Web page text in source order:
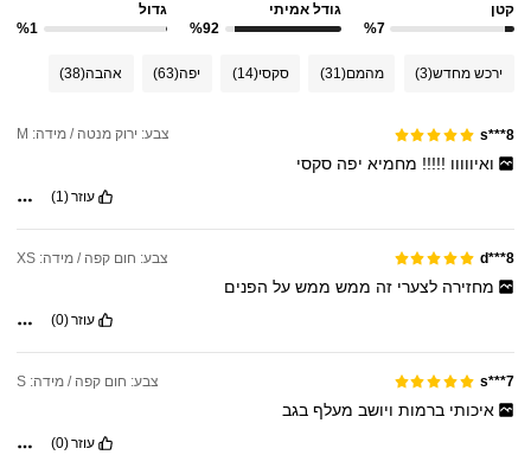
קטן
%7
גודל אמיתי
%92
גדול
%1
ירכש מחדש(3) מהמם(31) סקסי(14) יפה(63) אהבה(38)
s***8 צבע: ירוק מנטה / מידה: M
ואיווווו !!!!! מחמיא יפה סקסי
עוזר(1)
d***8 צבע: חום קפה / מידה: XS
מחזירה לצערי זה ממש ממש על הפנים
עוזר(0)
s***7 צבע: חום קפה / מידה: S
איכותי ברמות ויושב מעלף בגב
עוזר(0)